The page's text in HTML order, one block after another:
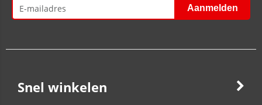
Snel winkelen